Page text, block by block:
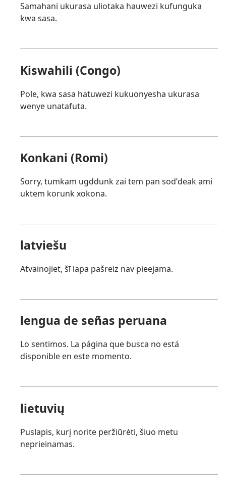
Samahani ukurasa uliotaka hauwezi kufunguka
kwa sasa.
Kiswahili (Congo)
Pole, kwa sasa hatuwezi kukuonyesha ukurasa
wenye unatafuta.
Konkani (Romi)
Sorry, tumkam ugddunk zai tem pan sodʼdeak ami
uktem korunk xokona.
latviešu
Atvainojiet, šī lapa pašreiz nav pieejama.
lengua de señas peruana
Lo sentimos. La página que busca no está
disponible en este momento.
lietuvių
Puslapis, kurį norite peržiūrėti, šiuo metu
neprieinamas.